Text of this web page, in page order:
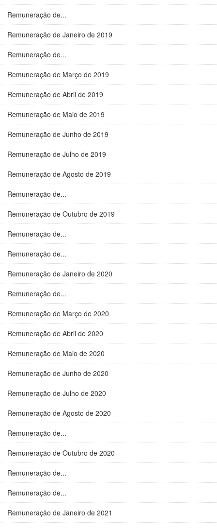
Remuneração de...
Remuneração de Janeiro de 2019
Remuneração de...
Remuneração de Março de 2019
Remuneração de Abril de 2019
Remuneração de Maio de 2019
Remuneração de Junho de 2019
Remuneração de Julho de 2019
Remuneração de Agosto de 2019
Remuneração de...
Remuneração de Outubro de 2019
Remuneração de...
Remuneração de...
Remuneração de Janeiro de 2020
Remuneração de...
Remuneração de Março de 2020
Remuneração de Abril de 2020
Remuneração de Maio de 2020
Remuneração de Junho de 2020
Remuneração de Julho de 2020
Remuneração de Agosto de 2020
Remuneração de...
Remuneração de Outubro de 2020
Remuneração de...
Remuneração de...
Remuneração de Janeiro de 2021